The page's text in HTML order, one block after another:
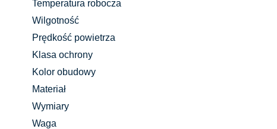
Temperatura robocza
Wilgotność
Prędkość powietrza
Klasa ochrony
Kolor obudowy
Materiał
Wymiary
Waga